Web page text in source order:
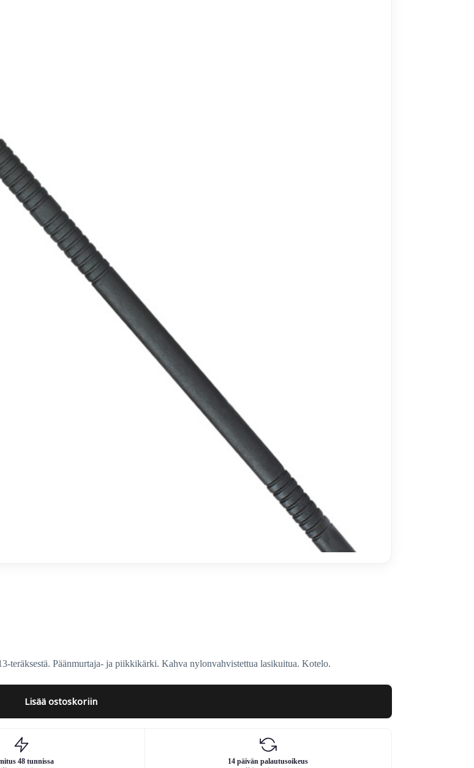
teräksestä. Päänmurtaja- ja piikkikärki. Kahva nylonvahvistettua lasikuitua. Kotelo.
Lisää ostoskoriin
48 tunnissa 14 päivän palautusoikeus